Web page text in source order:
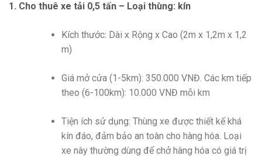
1. Cho thuê xe tải 0,5 tấn – Loại thùng: kín
Kích thước: Dài x Rộng x Cao (2m x 1,2m x 1,2
m)
Giá mở cửa (1-5km): 350.000 VNĐ. Các km tiếp
theo (6-100km): 10.000 VNĐ mỗi km
Tiện ích sử dụng: Thùng xe được thiết kế khá
kín đáo, đảm bảo an toàn cho hàng hóa. Loại
xe này thường dùng để chở hàng hóa có giá trị